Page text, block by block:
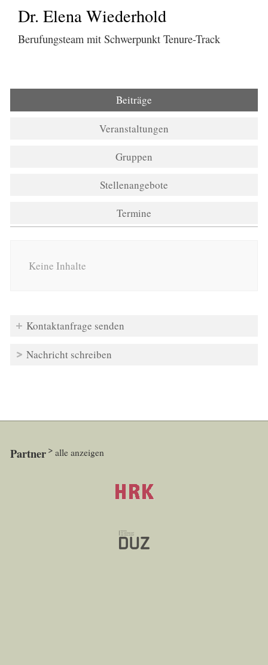
Dr. Elena Wiederhold
Berufungsteam mit Schwerpunkt Tenure-Track
Beiträge
Veranstaltungen
Gruppen
Stellenangebote
Termine
Keine Inhalte
Kontaktanfrage senden
Nachricht schreiben
Partner alle anzeigen